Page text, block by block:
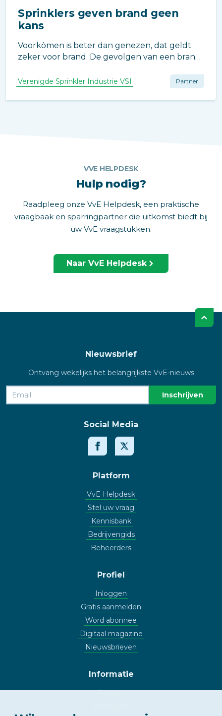
Sprinklers geven brand geen
kans
Voorkòmen is beter dan genezen, dat geldt
zeker voor brand. De gevolgen van een brand
niet bij stilstaan. Neem dus preventieve
blussysteem, zoals sprinklers.
Verenigde Sprinkler Industrie VSI Partner
VVE HELPDESK
Hulp nodig?
Raadpleeg onze VvE Helpdesk, een praktische
vraagbaak en sparringpartner die uitkomst biedt bij
uw VvE vraagstukken.
Naar VvE Helpdesk
Nieuwsbrief
Ontvang wekelijks het belangrijkste VvE-nieuws
Social Media
Platform
VvE Helpdesk
Stel uw vraag
Kennisbank
Bedrijvengids
Beheerders
Profiel
Inloggen
Gratis aanmelden
Word abonnee
Digitaal magazine
Nieuwsbrieven
Informatie
Contact